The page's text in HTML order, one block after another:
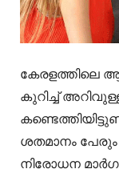
കേരളത്തിലെ
കുറിച്ച്
ശതമാനം പേരും
നിരോധന